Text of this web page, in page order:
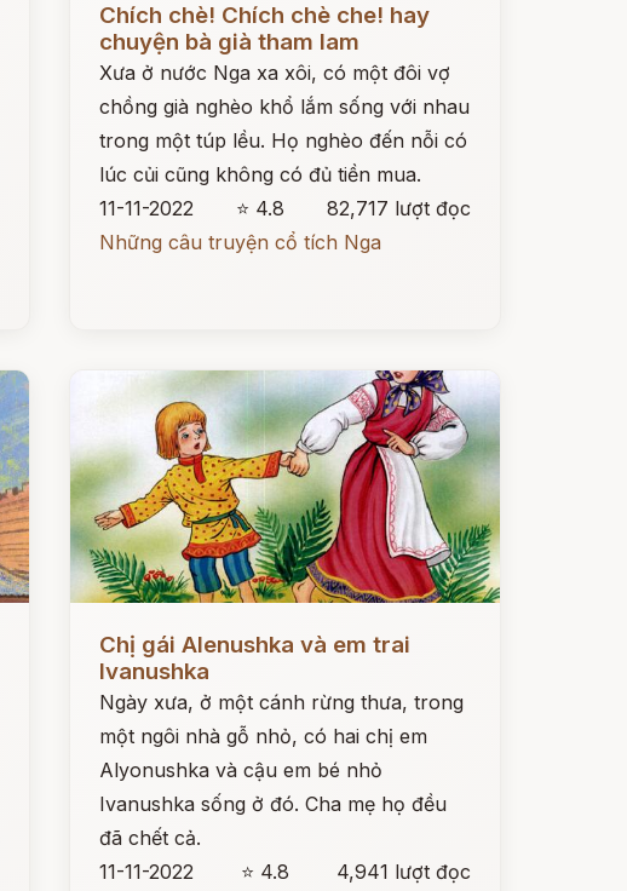
Chích chè! Chích chè che! hay
chuyện bà già tham lam
Xưa ở nước Nga xa xôi, có một đôi vợ
chồng già nghèo khổ lắm sống với nhau
trong một túp lều. Họ nghèo đến nỗi có
lúc củi cũng không có đủ tiền mua.
11-11-2022
⭐ 4.8
82,717 lượt đọc
Những câu truyện cổ tích Nga
Chị gái Alenushka và em trai
Ivanushka
Ngày xưa, ở một cánh rừng thưa, trong
một ngôi nhà gỗ nhỏ, có hai chị em
Alyonushka và cậu em bé nhỏ
Ivanushka sống ở đó. Cha mẹ họ đều
đã chết cả.
11-11-2022
⭐ 4.8
4,941 lượt đọc